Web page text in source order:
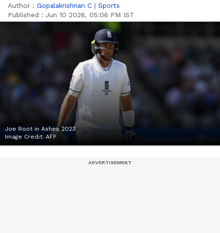
Author : Gopalakrishnan C | Sports
Published : Jun 10 2026, 05:06 PM IST
Joe Root in Ashes 2023
Image Credit: AFP